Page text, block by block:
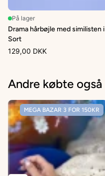
På lager
Drama hårbøjle med similisten i
Sort
129,00 DKK
Andre købte også
MEGA BAZAR 3 FOR 150KR